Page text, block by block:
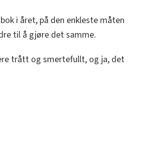
i året, på den enkleste måten
til å gjøre det samme.
trått og smertefullt, og ja, det